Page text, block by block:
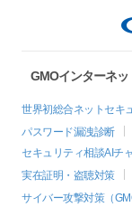
GMOインターネ
世界初総合ネットセキ
パスワード漏洩診断
セキュリティ相談AIチ
実在証明・盗聴対策
サイバー攻撃対策（